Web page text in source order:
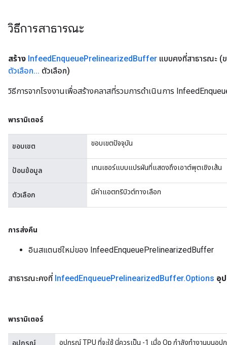
วิธีการสาธารณะ
สร้าง InfeedEnqueuePrelinearizedBuffer แบบคงที่สาธารณะ (
ตัวเลือก... ตัวเลือก)
วิธีการจากโรงงานเพื่อสร้างคลาสที่รวมการดำเนินการ
พารามิเตอร์
ขอบเขต ขอบเขตปัจจุบัน
ป้อนข้อมูล เทนเซอร์แบบแปรผันที่แสดงถึงเอาต์พุตเชิงเส้น
ตัวเลือก มีค่าแอตทริบิวต์ทางเลือก
การส่งคืน
อินสแตนซ์ใหม่ของ InfeedEnqueuePrelinearizedBuffer
สาธารณะคงที่ InfeedEnqueuePrelinearizedBuffer.Options อุ
พารามิเตอร์
อุปกรณ์ อุปกรณ์ TPU ที่จะใช้ นี่ควรเป็น -1 เมื่อ Op กำลังทำงานบนอุ